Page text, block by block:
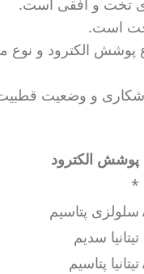
پوشش الکترود و نوع
و وضعیت
پوشش الکترود
*
سلولزی پتاسیم
تیتانیا سدیم
تیتانیا پتاسیم